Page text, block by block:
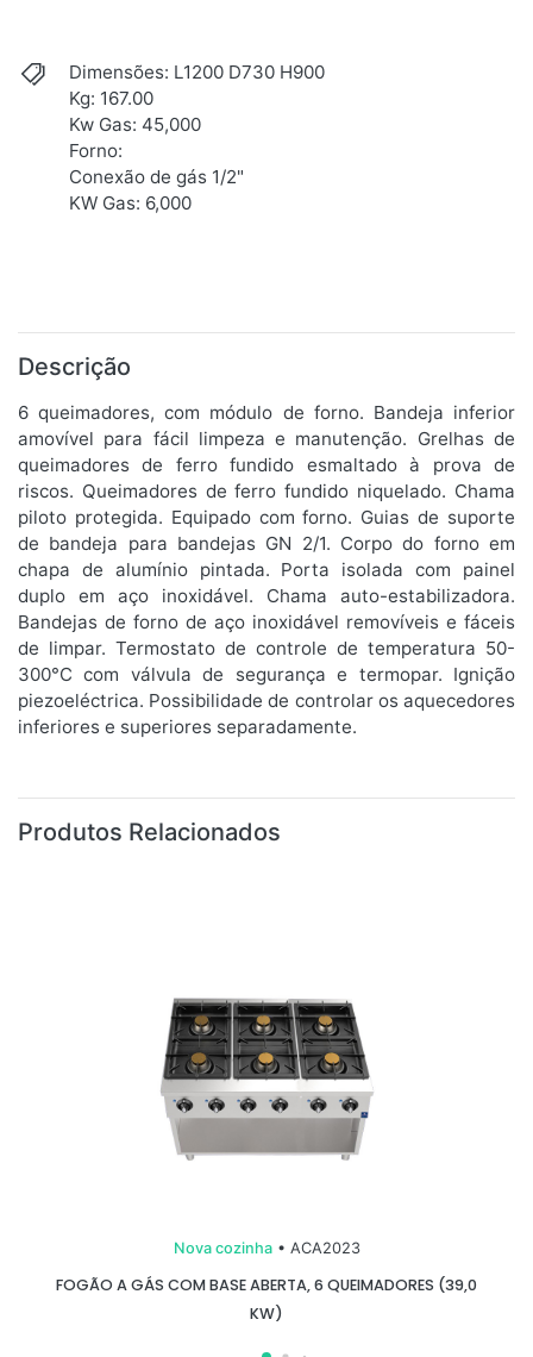
Dimensões: L1200 D730 H900
Kg: 167.00
Kw Gas: 45,000
Forno:
Conexão de gás 1/2"
KW Gas: 6,000
Descrição
6 queimadores, com módulo de forno. Bandeja inferior
amovível para fácil limpeza e manutenção. Grelhas de
queimadores de ferro fundido esmaltado à prova de
riscos. Queimadores de ferro fundido niquelado. Chama
piloto protegida. Equipado com forno. Guias de suporte
de bandeja para bandejas GN 2/1. Corpo do forno em
chapa de alumínio pintada. Porta isolada com painel
duplo em aço inoxidável. Chama auto-estabilizadora.
Bandejas de forno de aço inoxidável removíveis e fáceis
de limpar. Termostato de controle de temperatura 50-
300°C com válvula de segurança e termopar. Ignição
piezoeléctrica. Possibilidade de controlar os aquecedores
inferiores e superiores separadamente.
Produtos Relacionados
Nova cozinha• ACA2023
FOGÃO A GÁS COM BASE ABERTA, 6 QUEIMADORES (39,0
KW)